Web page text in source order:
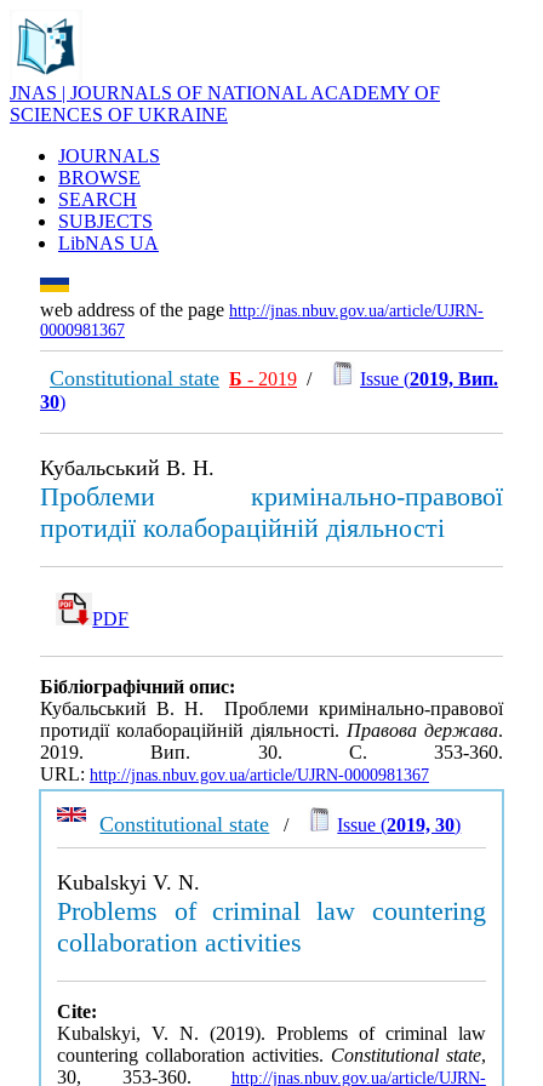
JNAS | JOURNALS OF NATIONAL ACADEMY OF
SCIENCES OF UKRAINE
JOURNALS
BROWSE
SEARCH
SUBJECTS
LibNAS UA
web address of the page http://jnas.nbuv.gov.ua/article/UJRN-
0000981367
Constitutional state Б - 2019 / Issue (2019, Вип.
30)
Кубальський В. Н.
Проблеми кримінально-правової
протидії колабораційній діяльності
PDF
Бібліографічний опис:
Кубальський В. Н. Проблеми кримінально-правової
протидії колабораційній діяльності. Правова держава.
2019. Вип. 30. С. 353-360.
URL: http://jnas.nbuv.gov.ua/article/UJRN-0000981367
Constitutional state / Issue (2019, 30)
Kubalskyi V. N.
Problems of criminal law countering
collaboration activities
Cite:
Kubalskyi, V. N. (2019). Problems of criminal law
countering collaboration activities. Constitutional state,
30, 353-360. http://jnas.nbuv.gov.ua/article/UJRN-